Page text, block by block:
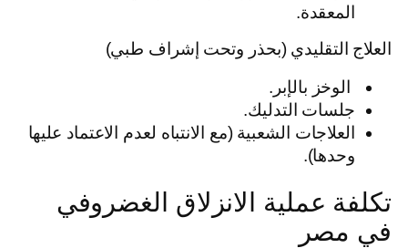
المعقدة.
العلاج التقليدي (بحذر وتحت إشراف طبي)
الوخز بالإبر.
جلسات التدليك.
العلاجات الشعبية (مع الانتباه لعدم الاعتماد عليها
وحدها).
تكلفة عملية الانزلاق الغضروفي
في مصر